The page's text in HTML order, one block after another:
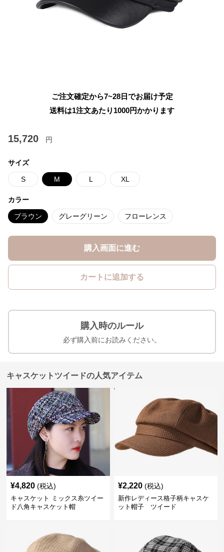
ご注文確定から7~28日でお届け予定
送料は1注文あたり 1000円かかります
15,720 円
サイズ
S M L XL
カラー
ブラウン グレーグリーン フローレンス
購入画面に進む
カートに追加する
購入時のルール
必ず購入前にお読みください。
キャスケットツイードの人気アイテム
¥4,820 (税込)
キャスケット ミックス糸ツイー
ド八角キャスケット帽
¥2,220 (税込)
新作レディース格子柄キャスケ
ット帽子 ツイード